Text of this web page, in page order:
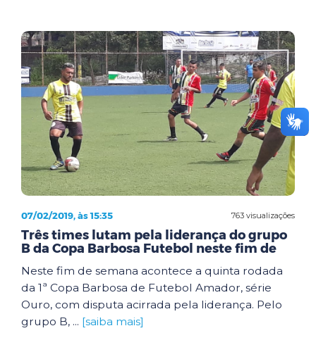
763 visualizações
07/02/2019, às 15:35
Três times lutam pela liderança do grupo
B da Copa Barbosa Futebol neste fim de
Neste fim de semana acontece a quinta rodada
da 1ª Copa Barbosa de Futebol Amador, série
Ouro, com disputa acirrada pela liderança. Pelo
grupo B, ... [saiba mais]